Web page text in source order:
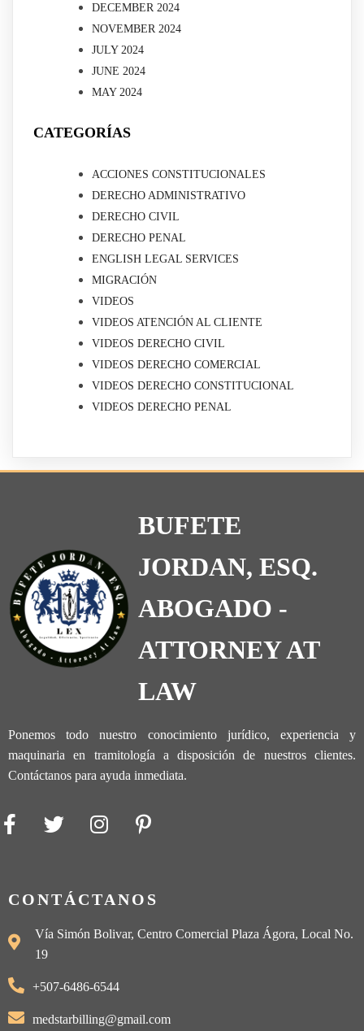
DECEMBER 2024
NOVEMBER 2024
JULY 2024
JUNE 2024
MAY 2024
CATEGORÍAS
ACCIONES CONSTITUCIONALES
DERECHO ADMINISTRATIVO
DERECHO CIVIL
DERECHO PENAL
ENGLISH LEGAL SERVICES
MIGRACIÓN
VIDEOS
VIDEOS ATENCIÓN AL CLIENTE
VIDEOS DERECHO CIVIL
VIDEOS DERECHO COMERCIAL
VIDEOS DERECHO CONSTITUCIONAL
VIDEOS DERECHO PENAL
BUFETE
JORDAN, ESQ.
ABOGADO -
ATTORNEY AT
LAW
Ponemos todo nuestro conocimiento jurídico, experiencia y
maquinaria en tramitología a disposición de nuestros clientes.
Contáctanos para ayuda inmediata.
CONTÁCTANOS
Vía Simón Bolivar, Centro Comercial Plaza Ágora, Local No.
19
+507-6486-6544
medstarbilling@gmail.com